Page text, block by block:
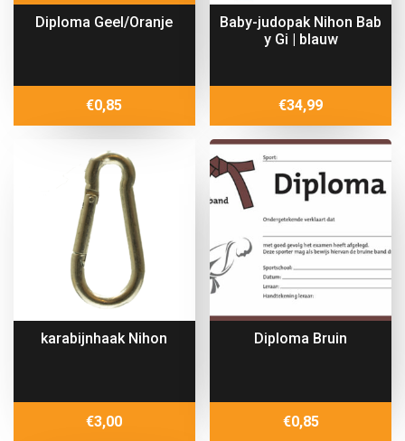
Diploma Geel/Oranje
€0,85
Baby-judopak Nihon Bab
y Gi | blauw
€34,99
karabijnhaak Nihon
€3,00
Diploma Bruin
€0,85